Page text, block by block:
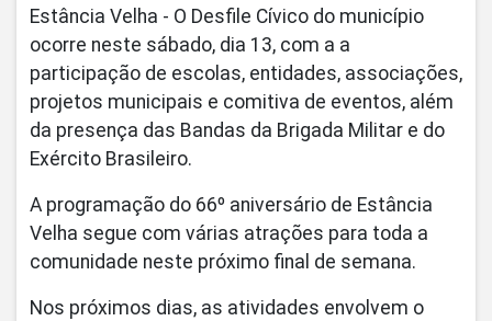
Estância Velha - O Desfile Cívico do município
ocorre neste sábado, dia 13, com a a
participação de escolas, entidades, associações,
projetos municipais e comitiva de eventos, além
da presença das Bandas da Brigada Militar e do
Exército Brasileiro.
A programação do 66º aniversário de Estância
Velha segue com várias atrações para toda a
comunidade neste próximo final de semana.
Nos próximos dias, as atividades envolvem o